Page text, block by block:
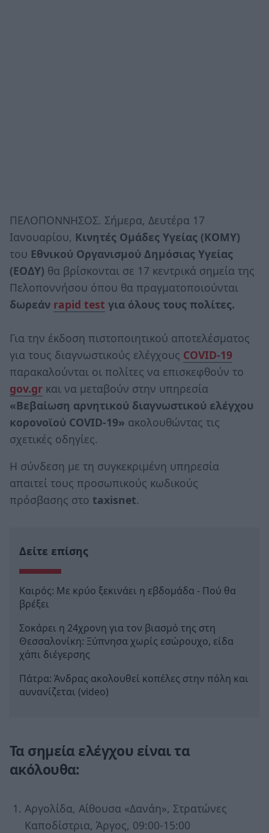
ΠΕΛΟΠΟΝΝΗΣΟΣ. Σήμερα, Δευτέρα 17
Ιανουαρίου, Κινητές Ομάδες Υγείας (ΚΟΜΥ)
του Εθνικού Οργανισμού Δημόσιας Υγείας
(ΕΟΔΥ) θα βρίσκονται σε 17 κεντρικά σημεία της
Πελοποννήσου όπου θα πραγματοποιούνται
δωρεάν rapid test για όλους τους πολίτες.
Για την έκδοση πιστοποιητικού αποτελέσματος
για τους διαγνωστικούς ελέγχους COVID-19
παρακαλούνται οι πολίτες να επισκεφθούν το
gov.gr και να μεταβούν στην υπηρεσία
«Βεβαίωση αρνητικού διαγνωστικού ελέγχου
κορoνοϊού COVID-19» ακολουθώντας τις
σχετικές οδηγίες.
Η σύνδεση με τη συγκεκριμένη υπηρεσία
απαιτεί τους προσωπικούς κωδικούς
πρόσβασης στο taxisnet.
Δείτε επίσης
Καιρός: Με κρύο ξεκινάει η εβδομάδα - Πού θα
βρέξει
Σοκάρει η 24χρονη για τον βιασμό της στη
Θεσσαλονίκη: Ξύπνησα χωρίς εσώρουχο, είδα
χάπι διέγερσης
Πάτρα: Άνδρας ακολουθεί κοπέλες στην πόλη και
αυνανίζεται (video)
Τα σημεία ελέγχου είναι τα
ακόλουθα:
Αργολίδα, Αίθουσα «Δανάη», Στρατώνες
Καποδίστρια, Άργος, 09:00-15:00